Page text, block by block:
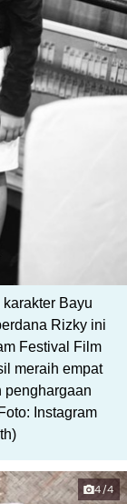
Bayu
Rizky ini
Festival Film
meraih empat
penghargaan
Instagram
4/4